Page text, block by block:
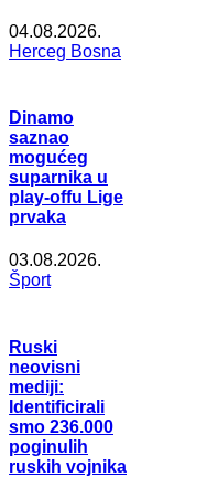
04.08.2026.
Herceg Bosna
Dinamo
saznao
mogućeg
suparnika u
play-offu Lige
prvaka
03.08.2026.
Šport
Ruski
neovisni
mediji:
Identificirali
smo 236.000
poginulih
ruskih vojnika